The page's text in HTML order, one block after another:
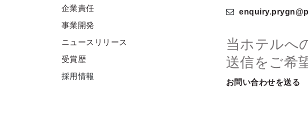
企業責任
事業開発
ニュースリリース
受賞歴
採用情報
enquiry.prygn
当ホテルへ
送信をご希
お問い合わせを送る